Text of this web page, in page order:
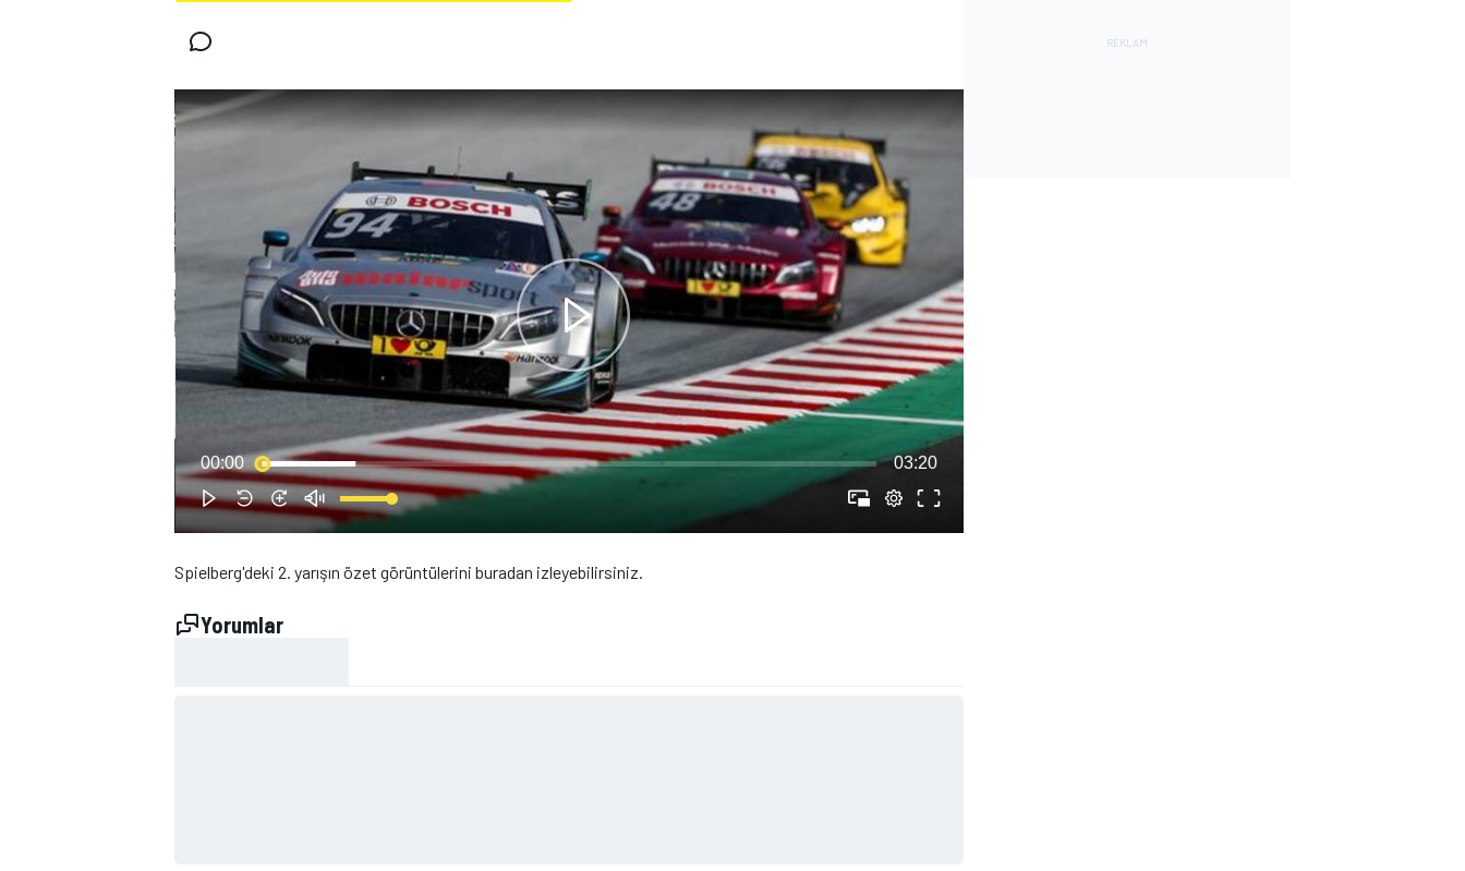
MOTOGP
WORLD SUPERBIKE
00:00 03:20
Spielberg'deki 2. yarışın özet görüntülerini buradan izleyebilirsiniz.
Yorumlar